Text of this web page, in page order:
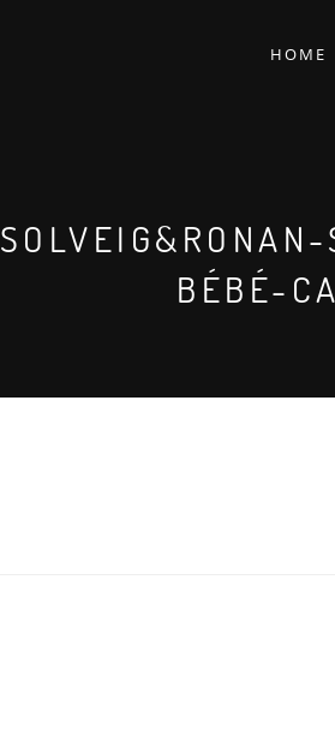
HOME
BÉBÉ-